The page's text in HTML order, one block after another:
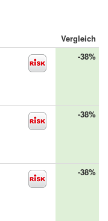
Vergleich
-38%
-38%
-38%